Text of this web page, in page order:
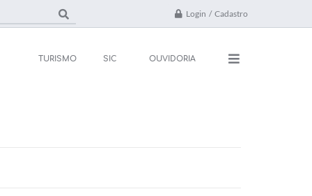
Login / Cadastro
TURISMO SIC OUVIDORIA